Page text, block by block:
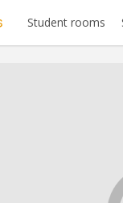
Student rooms